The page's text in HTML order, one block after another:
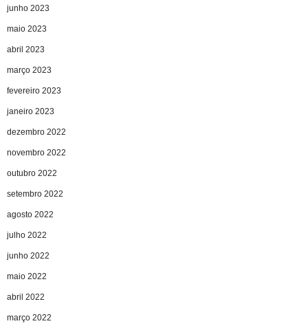
junho 2023
maio 2023
abril 2023
março 2023
fevereiro 2023
janeiro 2023
dezembro 2022
novembro 2022
outubro 2022
setembro 2022
agosto 2022
julho 2022
junho 2022
maio 2022
abril 2022
março 2022